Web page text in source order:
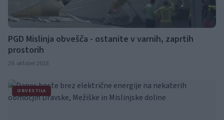
PGD Mislinja obvešča - ostanite v varnih, zaprtih
prostorih
29. oktober 2018
OBVESTILA